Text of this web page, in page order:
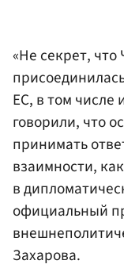
«Не секрет,
ЕС, в том числе
говорили, что
принимать
взаимности,
в
официальный
Захарова.